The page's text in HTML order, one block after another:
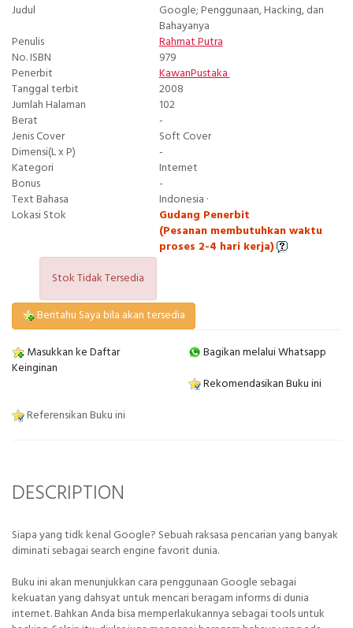
Judul
Google; Penggunaan, Hacking, dan
Bahayanya
Penulis
Rahmat Putra
No. ISBN
979
Penerbit
KawanPustaka
Tanggal terbit
2008
Jumlah Halaman
102
Berat
-
Jenis Cover
Soft Cover
Dimensi(L x P)
-
Kategori
Internet
Bonus
-
Text Bahasa
Indonesia ·
Lokasi Stok
Gudang Penerbit
(Pesanan membutuhkan waktu
proses 2-4 hari kerja)
Stok Tidak Tersedia
Beritahu Saya bila akan tersedia
Masukkan ke Daftar
Keinginan
Bagikan melalui Whatsapp
Rekomendasikan Buku ini
Referensikan Buku ini
DESCRIPTION
Siapa yang tidk kenal Google? Sebuah raksasa pencarian yang banyak
diminati sebagai search engine favorit dunia.
Buku ini akan menunjukkan cara penggunaan Google sebagai
kekuatan yang dahsyat untuk mencari beragam informs di dunia
internet. Bahkan Anda bisa memperlakukannya sebagai tools untuk